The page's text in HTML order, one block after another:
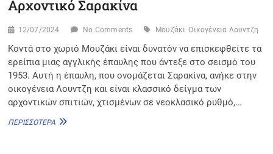
Αρχοντικό Σαρακίνα
12/07/2024 No Comments Μουζάκι Οικογένεια Λουντζη
Κοντά στο χωριό Μουζάκι είναι δυνατόν να επισκεφθείτε τα
ερείπια μιας αγγλικής έπαυλης που άντεξε στο σεισμό του
1953. Αυτή η έπαυλη, που ονομάζεται Σαρακίνα, ανήκε στην
οικογένεια Λουντζη και είναι κλασσικό δείγμα των
αρχοντικών σπιτιών, χτισμένων σε νεοκλασικό ρυθμό,…
ΠΕΡΙΣΣΌΤΕΡΑ ΑΡΧΟΝΤΙΚΌ